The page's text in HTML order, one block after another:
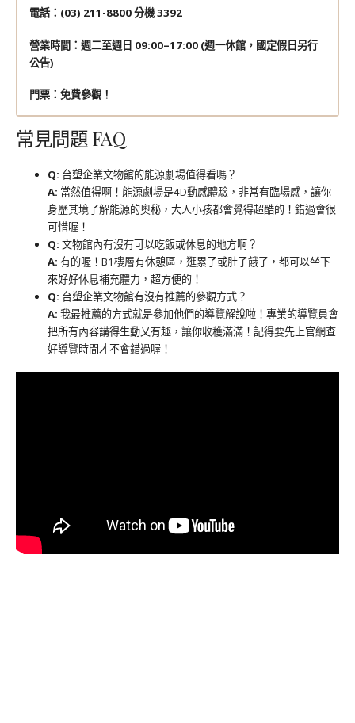
電話：(03) 211-8800 分機 3392
營業時間：週二至週日 09:00–17:00 (週一休館，國定假日另行
公告)
門票：免費參觀！
常見問題 FAQ
Q: 台塑企業文物館的能源劇場值得看嗎？
A: 當然值得啊！能源劇場是4D動感體驗，非常有臨場感，讓你
身歷其境了解能源的奧秘，大人小孩都會覺得超酷的！錯過會很
可惜喔！
Q: 文物館內有沒有可以吃飯或休息的地方啊？
A: 有的喔！B1樓層有休憩區，逛累了或肚子餓了，都可以坐下
來好好休息補充體力，超方便的！
Q: 台塑企業文物館有沒有推薦的參觀方式？
A: 我最推薦的方式就是參加他們的導覽解說啦！專業的導覽員會
把所有內容講得生動又有趣，讓你收穫滿滿！記得要先上官網查
好導覽時間才不會錯過喔！